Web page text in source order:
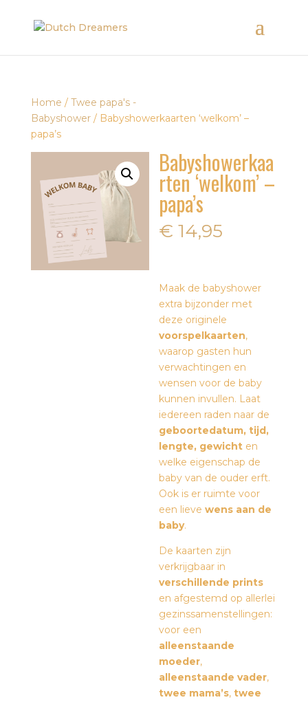
Home / Twee papa's -
Babyshower/ Babyshowerkaarten ‘welkom’ –
papa’s
Babyshowerkaa
rten ‘welkom’ –
papa’s
€ 14,95
Maak de babyshower
extra bijzonder met
deze originele
voorspelkaarten,
waarop gasten hun
verwachtingen en
wensen voor de baby
kunnen invullen. Laat
iedereen raden naar de
geboortedatum, tijd,
lengte, gewicht en
welke eigenschap de
baby van de ouder erft.
Ook is er ruimte voor
een lievewens aan de
baby.
De kaarten zijn
verkrijgbaar in
verschillende prints
en afgestemd op allerlei
gezinssamenstellingen:
voor een
alleenstaande
moeder,
alleenstaande vader,
twee mama’s,twee